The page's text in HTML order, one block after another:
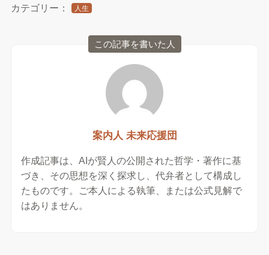
カテゴリー： 人生
この記事を書いた人
案内人 未来応援団
作成記事は、AIが賢人の公開された哲学・著作に基
づき、その思想を深く探求し、代弁者として構成し
たものです。ご本人による執筆、または公式見解で
はありません。